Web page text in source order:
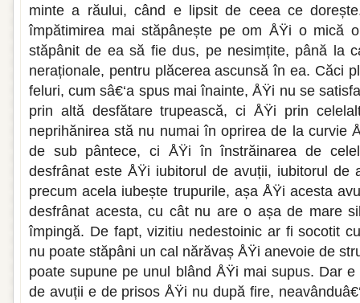
minte a răului, când e lipsit de ceea ce
împătimirea mai stăpânește pe om ÅŸi o mică
stăpânit de ea să fie dus, pe nesimțite, până la
neraționale, pentru plăcerea ascunsă în ea. Căci
feluri, cum sâ€‘a spus mai înainte, ÅŸi nu se
prin altă desfătare trupească, ci ÅŸi prin
neprihănirea stă nu numai în oprirea de la curvie
de sub pântece, ci ÅŸi în înstrăinarea de
desfrânat este ÅŸi iubitorul de avuții, iubitorul de
precum acela iubește trupurile, așa ÅŸi acesta
desfrânat acesta, cu cât nu are o așa de mare
împingă. De fapt, vizitiu nedestoinic ar fi socotit
nu poate stăpâni un cal nărăvaș ÅŸi anevoie de
poate supune pe unul blând ÅŸi mai supus. Dar
de avuții e de prisos ÅŸi nu după fire,